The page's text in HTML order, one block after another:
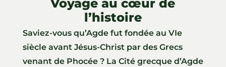
Voyage au cœur de
l’histoire
Saviez-vous qu’Agde fut fondée au VIe
siècle avant Jésus-Christ par des Grecs
venant de Phocée ? La Cité grecque d’Agde